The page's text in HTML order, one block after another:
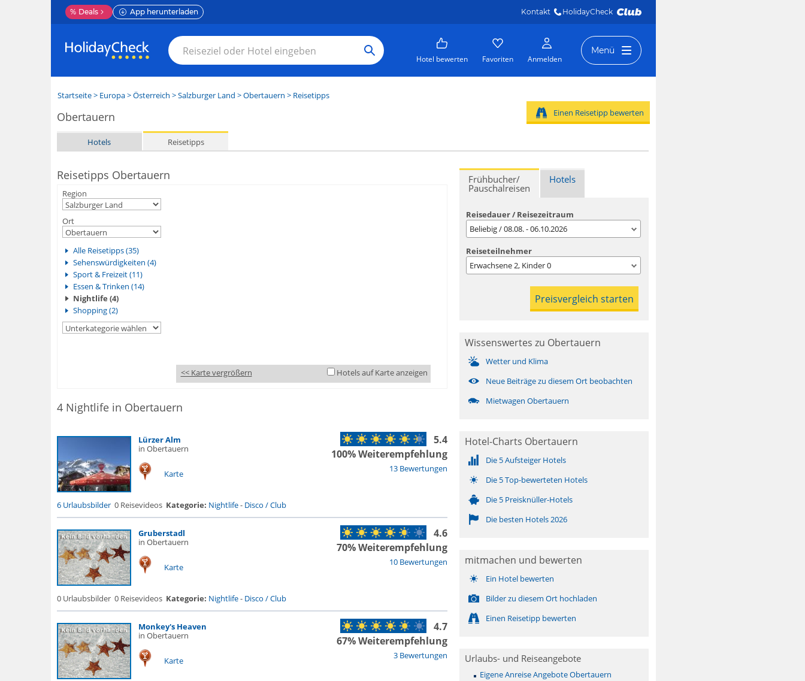
% Deals App herunterladen Kontakt HolidayCheck
Hotel bewerten Favoriten Anmelden
Menü
Startseite> Europa>Österreich >Salzburger Land >Obertauern > Reisetipps
Obertauern
Hotels Reisetipps
Einen Reisetipp bewerten
Reisetipps Obertauern
Region
Ort
Alle Reisetipps (35)
Sehenswürdigkeiten (4)
Sport & Freizeit (11)
Essen & Trinken (14)
Nightlife (4)
Shopping (2)
<< Karte vergrößern Hotels auf Karte anzeigen
4 Nightlife in Obertauern
Lürzer Alm
in Obertauern
Karte 13 Bewertungen
5.4
100% Weiterempfehlung
6 Urlaubsbilder 0 Reisevideos Kategorie: Nightlife- Disco / Club
Gruberstadl
in Obertauern
Karte 10 Bewertungen
4.6
70% Weiterempfehlung
0 Urlaubsbilder 0 Reisevideos Kategorie: Nightlife- Disco / Club
Monkey's Heaven
in Obertauern
Karte 3 Bewertungen
4.7
67% Weiterempfehlung
Frühbucher/
Pauschalreisen
Hotels
Reisedauer / Reisezeitraum
Beliebig / 08.08. - 06.10.2026
Reiseteilnehmer
Erwachsene2, Kinder0
Wissenswertes zu Obertauern
Wetter und Klima
Neue Beiträge zu diesem Ort beobachten
Mietwagen Obertauern
Hotel-Charts Obertauern
Die 5 Aufsteiger Hotels
Die 5 Top-bewerteten Hotels
Die 5 Preisknüller-Hotels
Die besten Hotels 2026
mitmachen und bewerten
Ein Hotel bewerten
Bilder zu diesem Ort hochladen
Einen Reisetipp bewerten
Urlaubs- und Reiseangebote
Eigene Anreise Angebote Obertauern